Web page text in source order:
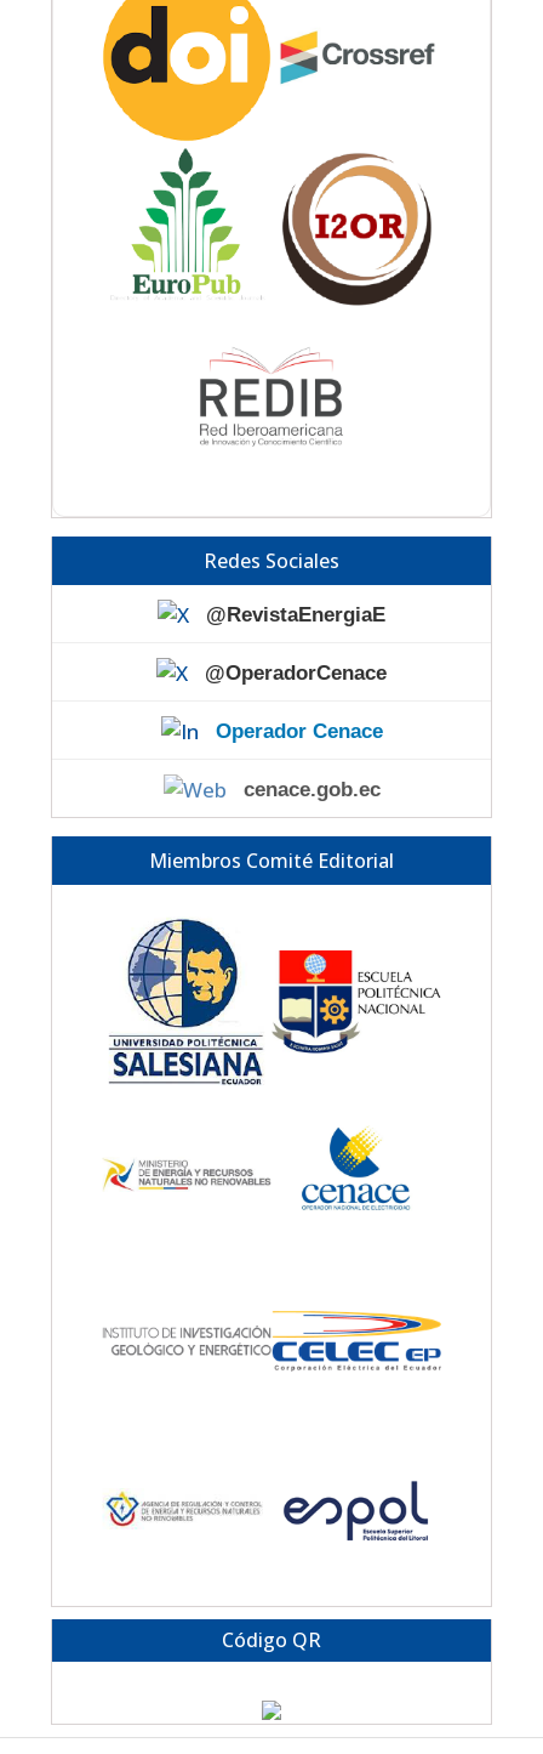
Redes Sociales
@RevistaEnergiaE
@OperadorCenace
Operador Cenace
cenace.gob.ec
Miembros Comité Editorial
Código QR